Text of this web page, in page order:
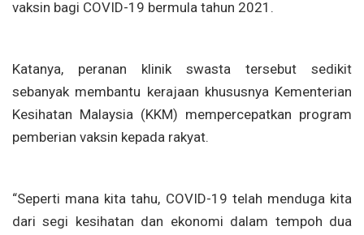
vaksin bagi COVID-19 bermula tahun 2021.
Katanya, peranan klinik swasta tersebut sedikit
sebanyak membantu kerajaan khususnya Kementerian
Kesihatan Malaysia (KKM) mempercepatkan program
pemberian vaksin kepada rakyat.
“Seperti mana kita tahu, COVID-19 telah menduga kita
dari segi kesihatan dan ekonomi dalam tempoh dua